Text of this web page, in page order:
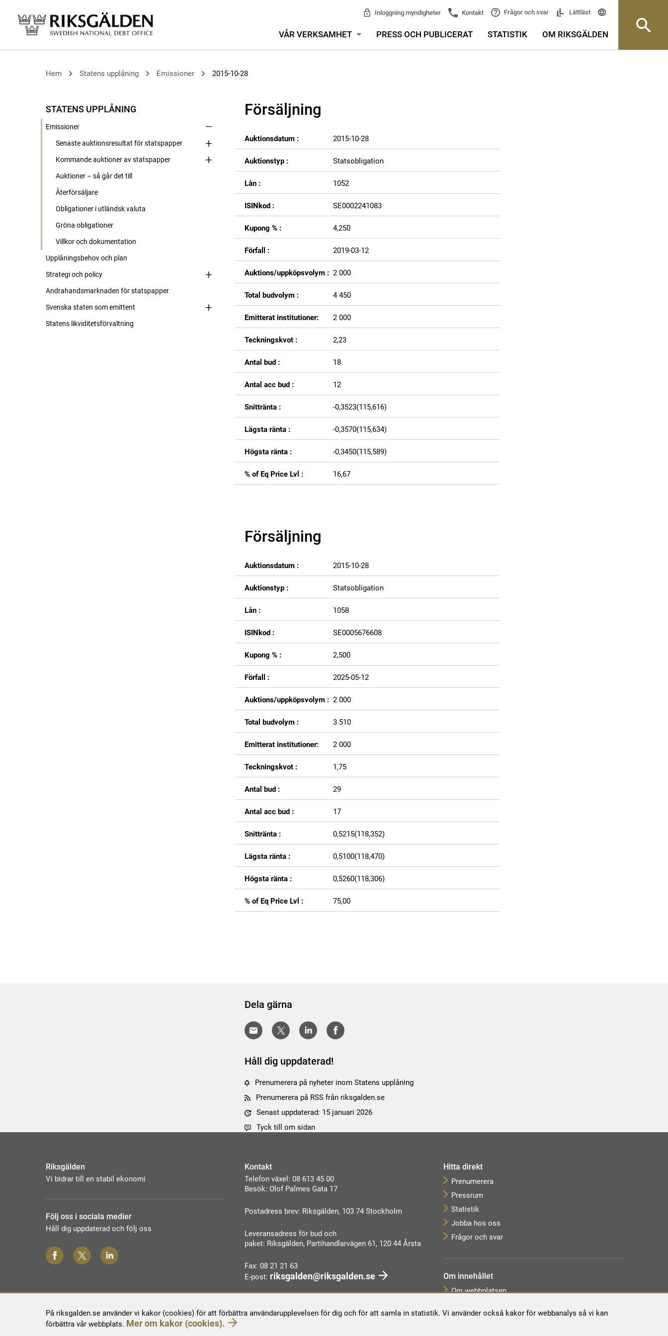
På riksgalden.se använder vi kakor (cookies) för att förbättra användarupplevelsen för dig och för att samla in statistik. Vi använder också kakor för webbanalys så vi kan
förbättra vår webbplats. Mer om kakor (cookies).
Inloggning myndigheter Kontakt Frågor och svar Lättläst
VÅR VERKSAMHET PRESS OCH PUBLICERAT STATISTIK OM RIKSGÄLDEN
Hem Statens upplåning Emissioner 2015-10-28
STATENS UPPLÅNING
Emissioner
Senaste auktionsresultat för statspapper
Kommande auktioner av statspapper
Auktioner – så går det till
Återförsäljare
Obligationer i utländsk valuta
Gröna obligationer
Villkor och dokumentation
Upplåningsbehov och plan
Strategi och policy
Andrahandsmarknaden för statspapper
Svenska staten som emittent
Statens likviditetsförvaltning
Försäljning
Auktionsdatum : 2015-10-28
Auktionstyp : Statsobligation
Lån : 1052
ISINkod : SE0002241083
Kupong % : 4,250
Förfall : 2019-03-12
Auktions/uppköpsvolym : 2 000
Total budvolym : 4 450
Emitterat institutioner: 2 000
Teckningskvot : 2,23
Antal bud : 18
Antal acc bud : 12
Snittränta : -0,3523(115,616)
Lägsta ränta : -0,3570(115,634)
Högsta ränta : -0,3450(115,589)
% of Eq Price Lvl : 16,67
Försäljning
Auktionsdatum : 2015-10-28
Auktionstyp : Statsobligation
Lån : 1058
ISINkod : SE0005676608
Kupong % : 2,500
Förfall : 2025-05-12
Auktions/uppköpsvolym : 2 000
Total budvolym : 3 510
Emitterat institutioner: 2 000
Teckningskvot : 1,75
Antal bud : 29
Antal acc bud : 17
Snittränta : 0,5215(118,352)
Lägsta ränta : 0,5100(118,470)
Högsta ränta : 0,5260(118,306)
% of Eq Price Lvl : 75,00
Dela gärna
Håll dig uppdaterad!
Prenumerera på nyheter inom Statens upplåning
Prenumerera på RSS från riksgalden.se
Senast uppdaterad: 15 januari 2026
Tyck till om sidan
Riksgälden
Vi bidrar till en stabil ekonomi
Följ oss i sociala medier
Håll dig uppdaterad och följ oss
Kontakt
Telefon växel: 08 613 45 00
Besök: Olof Palmes Gata 17
Postadress brev: Riksgälden, 103 74 Stockholm
Leveransadress för bud och
paket: Riksgälden, Partihandlarvägen 61, 120 44 Årsta
Fax: 08 21 21 63
E-post: riksgalden@riksgalden.se
Hitta direkt
Prenumerera
Pressrum
Statistik
Jobba hos oss
Frågor och svar
Om innehållet
Om webbplatsen
Tillgänglighetsredogörelse